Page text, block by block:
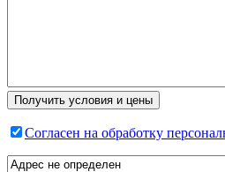
Согласен на обработку